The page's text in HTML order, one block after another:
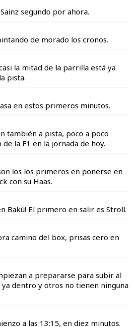
segundo por ahora.
de morado los cronos.
la mitad de la parrilla está ya
pista.
en estos primeros minutos.
también a pista, poco a poco
la F1 en la jornada de hoy.
los los primeros en ponerse en
con su Haas.
Bakú! El primero en salir es Stroll.
camino del box, prisas cero en
a prepararse para subir al
dentro y otros no tienen ninguna
a las 13:15, en diez minutos.